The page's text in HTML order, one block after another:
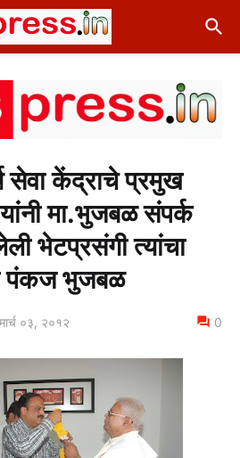
सेवा केंद्राचे प्रमुख
मा.भुजबळ संपर्क
भेटप्रसंगी त्यांचा
पंकज भुजबळ
०३, २०१२ 0